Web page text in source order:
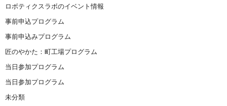
ロボティクスラボのイベント情報
事前申込プログラム
事前申込みプログラム
匠のやかた：町工場プログラム
当日参加プログラム
当日参加プログラム
未分類